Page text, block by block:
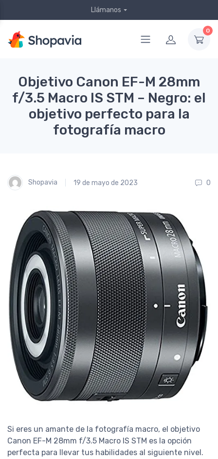
Llámanos
0
Objetivo Canon EF-M 28mm
f/3.5 Macro IS STM – Negro: el
objetivo perfecto para la
fotografía macro
Shopavia 19 de mayo de 2023 0
Si eres un amante de la fotografía macro, el objetivo
Canon EF-M 28mm f/3.5 Macro IS STM es la opción
perfecta para llevar tus habilidades al siguiente nivel.